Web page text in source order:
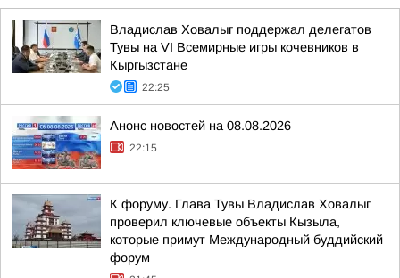
Владислав Ховалыг поддержал делегатов
Тувы на VI Всемирные игры кочевников в
Кыргызстане
22:25
Анонс новостей на 08.08.2026
22:15
К форуму. Глава Тувы Владислав Ховалыг
проверил ключевые объекты Кызыла,
которые примут Международный буддийский
форум